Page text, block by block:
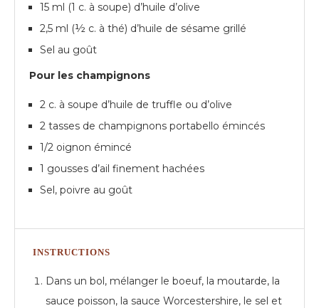
15 ml (1 c. à soupe) d’huile d’olive
2,5 ml (½ c. à thé) d’huile de sésame grillé
Sel au goût
Pour les champignons
2 c. à soupe d’huile de truffle ou d’olive
2 tasses de champignons portabello émincés
1/2 oignon émincé
1 gousses d’ail finement hachées
Sel, poivre au goût
INSTRUCTIONS
Dans un bol, mélanger le boeuf, la moutarde, la
sauce poisson, la sauce Worcestershire, le sel et